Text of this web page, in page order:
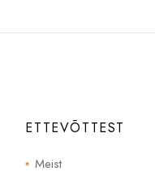
ETTEVÕTTEST
Meist